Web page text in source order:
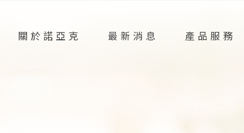
關於諾亞克 最新消息 產品服務